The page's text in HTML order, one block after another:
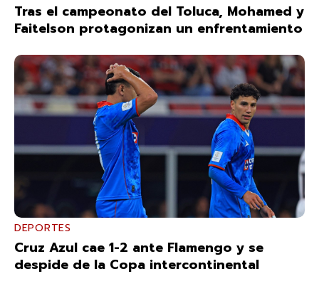
Tras el campeonato del Toluca, Mohamed y
Faitelson protagonizan un enfrentamiento
DEPORTES
Cruz Azul cae 1-2 ante Flamengo y se
despide de la Copa intercontinental